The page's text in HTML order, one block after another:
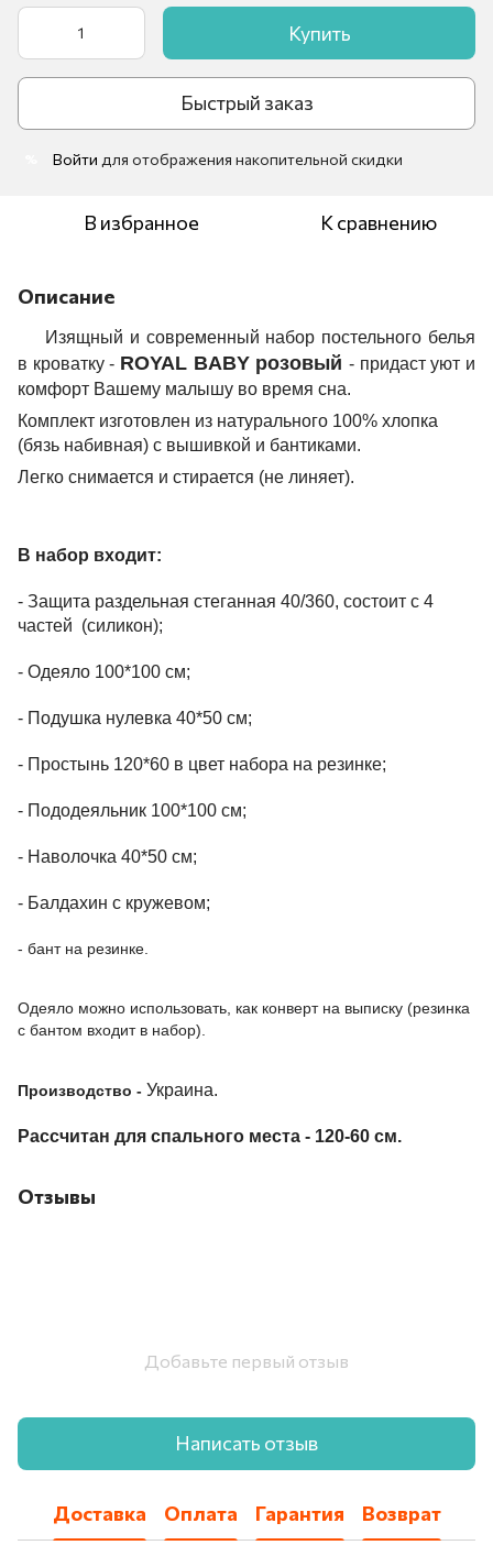
Купить
Быстрый заказ
Войти для отображения накопительной скидки
В избранное К сравнению
Описание
Изящный и современный набор постельного белья
в кроватку - ROYAL BABYрозовый- придаст уют и
комфорт Вашему малышу во время сна.
Комплект изготовлен из натурального 100% хлопка
(бязь набивная) с вышивкой и бантиками.
Легко снимается и стирается (не линяет).
В набор входит:
- Защита раздельная стеганная 40/360, состоит с 4
частей (силикон);
- Одеяло 100*100 см;
- Подушка нулевка 40*50 см;
- Простынь 120*60 в цвет набора на резинке;
- Пододеяльник 100*100 см;
- Наволочка 40*50 см;
- Балдахин с кружевом;
- бант на резинке.
Одеяло можно использовать, как конверт на выписку (резинка
с бантом входит в набор).
Производство - Украина.
Рассчитан для спального места - 120-60 см.
Отзывы
Добавьте первый отзыв
Написать отзыв
Доставка Оплата Гарантия Возврат